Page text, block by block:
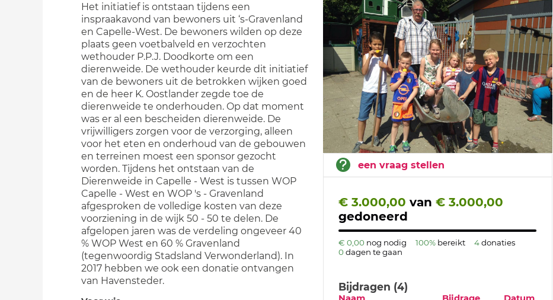
een vraag stellen
€ 3.000,00 van € 3.000,00
gedoneerd
€ 0,00 nog nodig 100% bereikt 4donaties
0 dagen te gaan
Bijdragen (4)
Het initiatief is ontstaan tijdens een
inspraakavond van bewoners uit ‘s-Gravenland
en Capelle-West. De bewoners wilden op deze
plaats geen voetbalveld en verzochten
wethouder P.P.J. Doodkorte om een
dierenweide. De wethouder keurde dit initiatief
van de bewoners uit de betrokken wijken goed
en de heer K. Oostlander zegde toe de
dierenweide te onderhouden. Op dat moment
was er al een bescheiden dierenweide. De
vrijwilligers zorgen voor de verzorging, alleen
voor het eten en onderhoud van de gebouwen
en terreinen moest een sponsor gezocht
worden. Tijdens het ontstaan van de
Dierenweide in Capelle - West is tussen WOP
Capelle - West en WOP 's - Gravenland
afgesproken de volledige kosten van deze
voorziening in de wijk 50 - 50 te delen. De
afgelopen jaren was de verdeling ongeveer 40
% WOP West en 60 % Gravenland
(tegenwoordig Stadsland Verwonderland). In
2017 hebben we ook een donatie ontvangen
van Havensteder.